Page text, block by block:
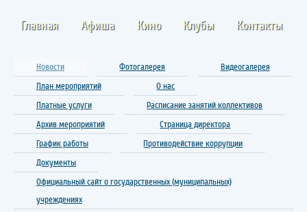
Главная Афиша Кино Клубы Контакты
Новости Фотогалерея
Видеогалерея
План мероприятий
О нас
Платные услуги
Расписание занятий коллективов
Архив мероприятий
Страница директора
График работы
Противодействие коррупции
Документы
Официальный сайт о государственных (муниципальных)
учреждениях